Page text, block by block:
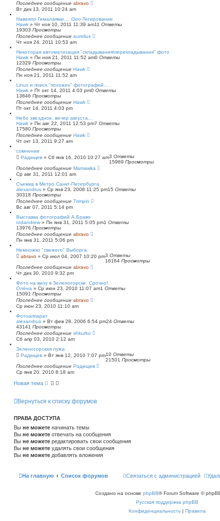
Последнее сообщение abravo
Вт дек 13, 2011 10:24 am
Навеяло Гималаями.... Geo-Тегирование
Hawk » Чт ноя 10, 2011 11:39 am11 Ответы
19303 Просмотры
Последнее сообщение aurelius
Чт ноя 24, 2011 10:53 am
Некоторая автоматизация "складывания\перекладывания" фото
Hawk » Пн ноя 21, 2011 11:52 am0 Ответы
12329 Просмотры
Последнее сообщение Hawk
Пн ноя 21, 2011 11:52 am
Linux и поиск "похожих" фотографий....
Hawk » Пт окт 14, 2011 4:03 pm0 Ответы
13846 Просмотры
Последнее сообщение Hawk
Пт окт 14, 2011 4:03 pm
Небо звездное, вечер августа...
Hawk » Пн авг 22, 2011 12:53 pm7 Ответы
17580 Просмотры
Последнее сообщение Hawk
Чт окт 13, 2011 9:27 am
сомнение
Радищев » Сб янв 16, 2010 10:27 am3 Ответы
15969 Просмотры
Последнее сообщение Mamawka
Ср авг 31, 2011 12:01 am
Съемка в Метро Санкт-Петербурга
alexandrus » Ср янв 23, 2008 11:25 pm15 Ответы
30318 Просмотры
Последнее сообщение Trimpin
Вс авг 07, 2011 5:14 pm
Выставка фотографий А.Браво
rodandrew » Пн янв 31, 2011 5:05 pm1 Ответы
13976 Просмотры
Последнее сообщение abravo
Пн янв 31, 2011 5:06 pm
Немножко "свежего" Выборга
abravo » Ср июл 04, 2007 10:20 pm3 Ответы
16164 Просмотры
Последнее сообщение abravo
Чт дек 30, 2010 9:32 pm
Фото на визу в Зеленогорске. Срочно!
Олёна » Ср июн 23, 2010 11:07 am1 Ответы
15091 Просмотры
Последнее сообщение abravo
Ср июн 23, 2010 11:10 am
Фотоаппарат
alexandrus » Вт фев 28, 2006 6:54 pm24 Ответы
43141 Просмотры
Последнее сообщение shkurko
Сб апр 03, 2010 2:12 am
Зеленогорская лужа
Радищев » Вт янв 12, 2010 7:07 pm10 Ответы
21501 Просмотры
Последнее сообщение Радищев
Ср янв 20, 2010 8:18 am
Новая тема
Вернуться к списку форумов
ПРАВА ДОСТУПА
Вы не можете начинать темы
Вы не можете отвечать на сообщения
Вы не можете редактировать свои сообщения
Вы не можете удалять свои сообщения
Вы не можете добавлять вложения
На главную Список форумов Связаться с администрацией
Создано на основе phpBB® Forum Software ©
Русская поддержка phpBB
Конфиденциальность | Правила